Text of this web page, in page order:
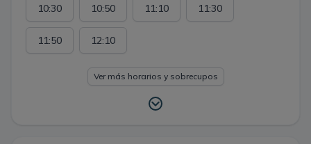
10:30 10:50 11:10 11:30
11:50 12:10
Ver más horarios y sobrecupos